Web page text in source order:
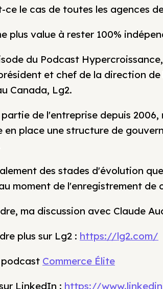
ce le cas de toutes les agences
plus value à rester 100%
du Podcast
et chef de la direction
Canada, Lg2.
de l'entreprise depuis
en place une structure de
des stades d'évolution
moment de l'enregistrement de
ma discussion avec Claude
plus sur Lg2 : https://lg2.com/
Commerce Élite
LinkedIn : https://